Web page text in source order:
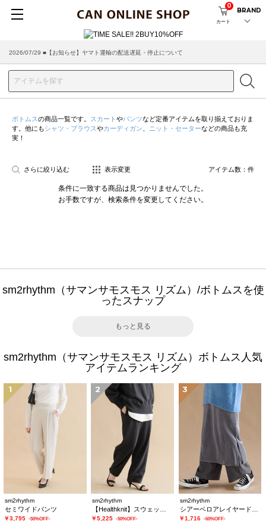
カート
0
BRAND
2026/07/29 ■【お知らせ】ヤマト運輸の配送遅延・停止について
2026/03/18 ■店舗受け取りサービスのご案内
ボトムスの商品一覧です。 スカート やパンツなど定番アイテムを取り揃えておりま
す。他にもシャツ・ブラウスやカーディガン ニット・セーターなどの商品も充
実！
さらに絞り込む 表示変更 アイテム数： 件
条件に一致する商品は見つかりませんでした。
お手数ですが、検索条件を変更してください。
sm2rhythm（サマンサモスモス リズム）/ボトムスを使
ったスナップ
もっと見る
sm2rhythm（サマンサモスモス リズム）ボトムス人気
アイテムランキング
1
sm2rhythm
セミワイドパンツ
￥3,795 -50%OFF-
2
sm2rhythm
￥5,225 -50%OFF-
3
sm2rhythm
￥1,716 -60%OFF-